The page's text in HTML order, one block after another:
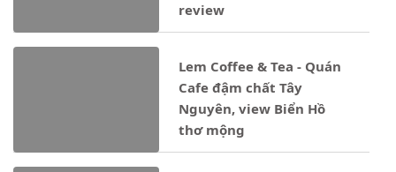
review
Lem Coffee & Tea - Quán
Cafe đậm chất Tây
Nguyên, view Biển Hồ
thơ mộng